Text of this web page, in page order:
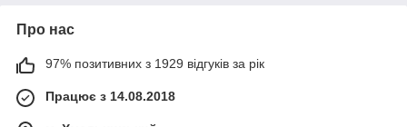
Про нас
97% позитивних з 1929 відгуків за рік
Працює з 14.08.2018